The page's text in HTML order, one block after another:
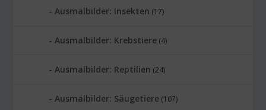
Ausmalbilder: Insekten (17)
Ausmalbilder: Krebstiere (4)
Ausmalbilder: Reptilien (24)
Ausmalbilder: Säugetiere (107)